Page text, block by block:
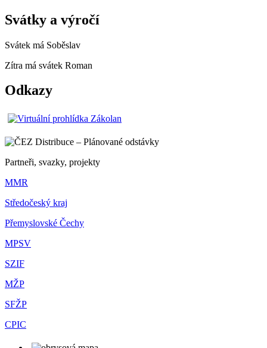
Svátky a výročí
Svátek má Soběslav
Zítra má svátek Roman
Odkazy
Partneři, svazky, projekty
MMR
Středočeský kraj
Přemyslovské Čechy
MPSV
SZIF
MŽP
SFŽP
CPIC